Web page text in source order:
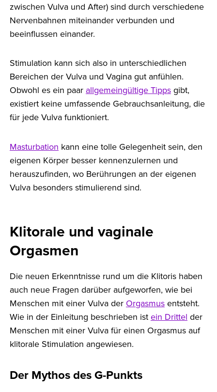
zwischen Vulva und After) sind durch verschiedene
Nervenbahnen miteinander verbunden und
beeinflussen einander.
Stimulation kann sich also in unterschiedlichen
Bereichen der Vulva und Vagina gut anfühlen.
Obwohl es ein paar allgemeingültige Tipps gibt,
existiert keine umfassende Gebrauchsanleitung, die
für jede Vulva funktioniert.
Masturbation kann eine tolle Gelegenheit sein, den
eigenen Körper besser kennenzulernen und
herauszufinden, wo Berührungen an der eigenen
Vulva besonders stimulierend sind.
Klitorale und vaginale
Orgasmen
Die neuen Erkenntnisse rund um die Klitoris haben
auch neue Fragen darüber aufgeworfen, wie bei
Menschen mit einer Vulva der Orgasmus entsteht.
Wie in der Einleitung beschrieben ist ein Drittel der
Menschen mit einer Vulva für einen Orgasmus auf
klitorale Stimulation angewiesen.
Der Mythos des G-Punkts